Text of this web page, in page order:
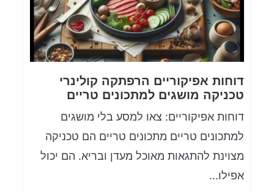
דוחות אפיקוריים הרפתקה קולינרי
טכניקה מושגים למתכונים טריים
דוחות אפיקוריים: צאו למסע בלי מושגים
למתכונים טריים מתכונים טריים הם טכניקה
מצוינת להתגאות מאוכל מעדן ובריא. הם יכול
אפילו...